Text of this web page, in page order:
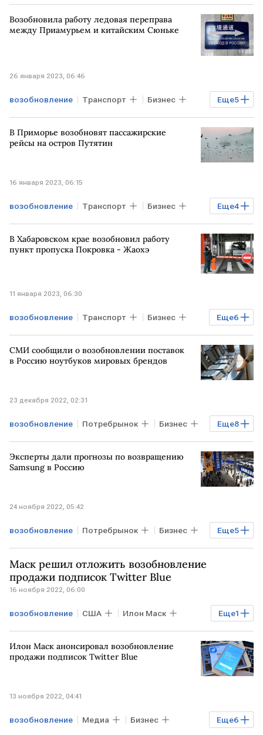
Экономика Мировая экономика
ГРУЗИЯ авиасообщение
Возобновила работу ледовая переправа
между Приамурьем и китайским Сюньке
26 января 2023, 06:46
Еще5
возобновление Транспорт Бизнес
Экономика Мировая экономика
КИТАЙ переправа
В Приморье возобновят пассажирские
рейсы на остров Путятин
16 января 2023, 06:15
Еще4
возобновление Транспорт Бизнес
Регионы Экономика Приморье
перевозки пассажиров
В Хабаровском крае возобновил работу
пункт пропуска Покровка - Жаохэ
11 января 2023, 06:30
Еще6
возобновление Транспорт Бизнес
Экономика Мировая экономика
Хабаровский край пункты пропуска
СМИ сообщили о возобновлении поставок
в Россию ноутбуков мировых брендов
23 декабря 2022, 02:31
Еще8
возобновление Потребрынок Бизнес
Экономика Мировая экономика
поставки продажи
Эксперты дали прогнозы по возвращению
Samsung в Россию
24 ноября 2022, 05:42
Еще5
возобновление Потребрынок Бизнес
Экономика Мировая экономика
Samsung прогноз
Маск решил отложить возобновление
продажи подписок Twitter Blue
16 ноября 2022, 06:00
Еще1
возобновление США Илон Маск
Twitter Blue
Илон Маск анонсировал возобновление
продажи подписок Twitter Blue
13 ноября 2022, 04:41
Еще6
возобновление Медиа Бизнес